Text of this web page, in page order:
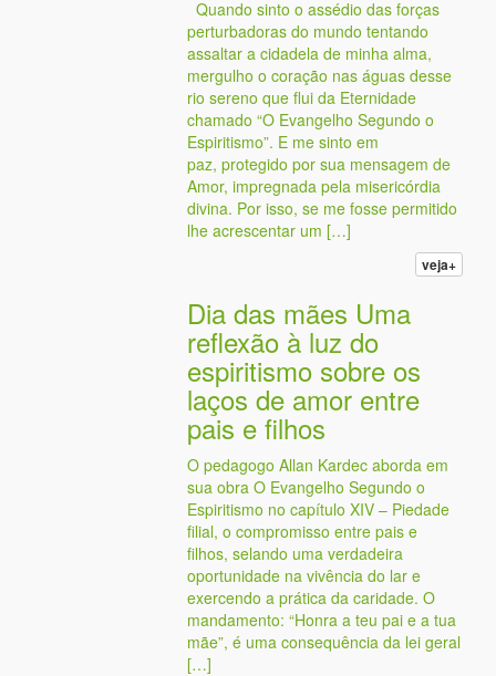
Quando sinto o assédio das forças
perturbadoras do mundo tentando
assaltar a cidadela de minha alma,
mergulho o coração nas águas desse
rio sereno que flui da Eternidade
chamado “O Evangelho Segundo o
Espiritismo”. E me sinto em
paz, protegido por sua mensagem de
Amor, impregnada pela misericórdia
divina. Por isso, se me fosse permitido
lhe acrescentar um […]
veja+
Dia das mães Uma
reflexão à luz do
espiritismo sobre os
laços de amor entre
pais e filhos
O pedagogo Allan Kardec aborda em
sua obra O Evangelho Segundo o
Espiritismo no capítulo XIV – Piedade
filial, o compromisso entre pais e
filhos, selando uma verdadeira
oportunidade na vivência do lar e
exercendo a prática da caridade. O
mandamento: “Honra a teu pai e a tua
mãe”, é uma consequência da lei geral
[…]